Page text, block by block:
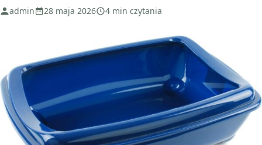
admin 28 maja 2026 4 min czytania